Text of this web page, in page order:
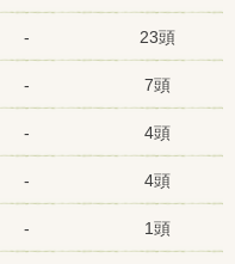
- 23頭
- 7頭
- 4頭
- 4頭
- 1頭